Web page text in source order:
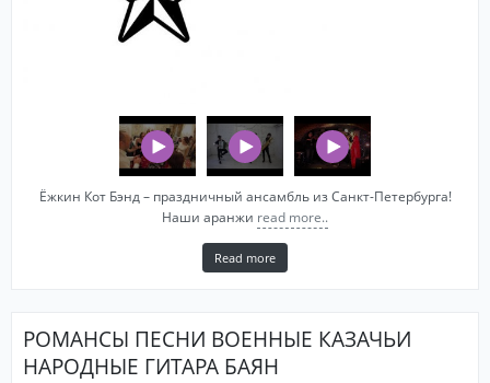
Ёжкин Кот Бэнд – праздничный ансамбль из Санкт-Петербурга!
Наши аранжи read more..
Read more
РОМАНСЫ ПЕСНИ ВОЕННЫЕ КАЗАЧЬИ
НАРОДНЫЕ ГИТАРА БАЯН